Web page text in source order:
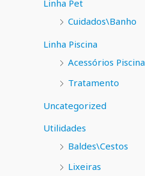
Linha Pet
Cuidados\Banho
Linha Piscina
Acessórios Piscina
Tratamento
Uncategorized
Utilidades
Baldes\Cestos
Lixeiras